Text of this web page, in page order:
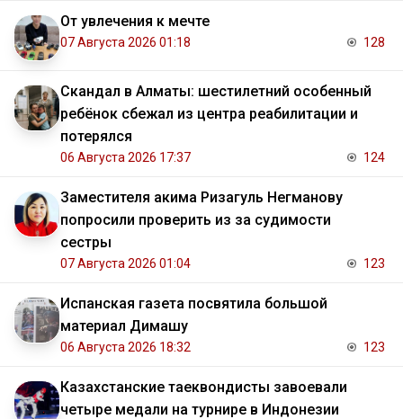
От увлечения к мечте
07 Августа 2026 01:18 128
Скандал в Алматы: шестилетний особенный
ребёнок сбежал из центра реабилитации и
потерялся
06 Августа 2026 17:37 124
Заместителя акима Ризагуль Негманову
попросили проверить из за судимости
сестры
07 Августа 2026 01:04 123
Испанская газета посвятила большой
материал Димашу
06 Августа 2026 18:32 123
Казахстанские таеквондисты завоевали
четыре медали на турнире в Индонезии